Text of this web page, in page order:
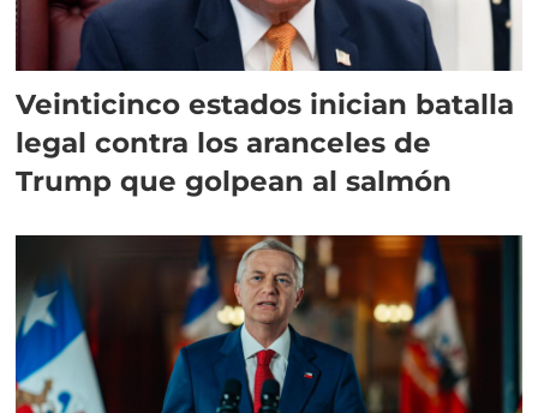
Veinticinco estados inician batalla
legal contra los aranceles de
Trump que golpean al salmón